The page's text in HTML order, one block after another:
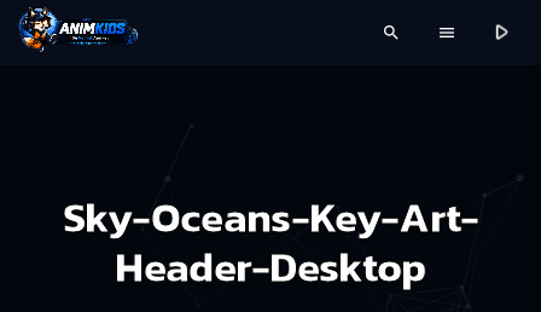
search menu play_arrow
Sky-Oceans-Key-Art-
Header-Desktop